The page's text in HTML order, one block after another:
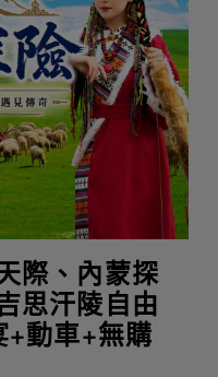
際、內蒙探
思汗陵自由
動車+無購